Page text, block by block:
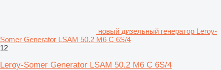
новый дизельный генератор Leroy-
Somer Generator LSAM 50.2 M6 C 6S/4
12
Leroy-Somer Generator LSAM 50.2 M6 C 6S/4